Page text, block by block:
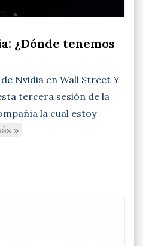
¿Dónde tenemos
Nvidia en Wall Street Y
tercera sesión de la
la cual estoy
»